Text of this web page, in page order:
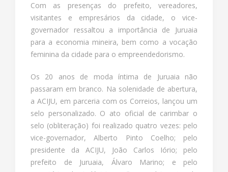
Com as presenças do prefeito, vereadores,
visitantes e empresários da cidade, o vice-
governador ressaltou a importância de Juruaia
para a economia mineira, bem como a vocação
feminina da cidade para o empreendedorismo.
Os 20 anos de moda íntima de Juruaia não
passaram em branco. Na solenidade de abertura,
a ACIJU, em parceria com os Correios, lançou um
selo personalizado. O ato oficial de carimbar o
selo (obliteração) foi realizado quatro vezes: pelo
vice-governador, Alberto Pinto Coelho; pelo
presidente da ACIJU, João Carlos Iório; pelo
prefeito de Juruaia, Álvaro Marino; e pelo